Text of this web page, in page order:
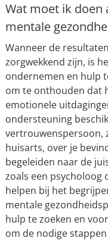
Wat moet ik doen
mentale
Wanneer de
zorgwekkend zijn, is
ondernemen en hulp
om te onthouden dat
emotionele
ondersteuning
vertrouwenspersoon,
huisarts, over je
begeleiden naar de
zoals een psycholoog
helpen bij het
mentale
hulp te zoeken en
om de nodige